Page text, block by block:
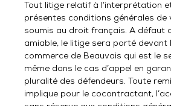
Tout litige relatif à l’interprétation
présentes conditions générales de
soumis au droit français. A défaut
amiable, le litige sera porté devant
commerce de Beauvais qui est le
même dans le cas d’appel en
pluralité des défendeurs. Toute
implique pour le cocontractant,